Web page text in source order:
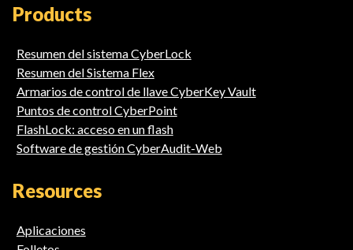
Links
Products
Resumen del sistema CyberLock
Resumen del Sistema Flex
Armarios de control de llave CyberKey Vault
Puntos de control CyberPoint
FlashLock: acceso en un flash
Software de gestión CyberAudit-Web
Resources
Aplicaciones